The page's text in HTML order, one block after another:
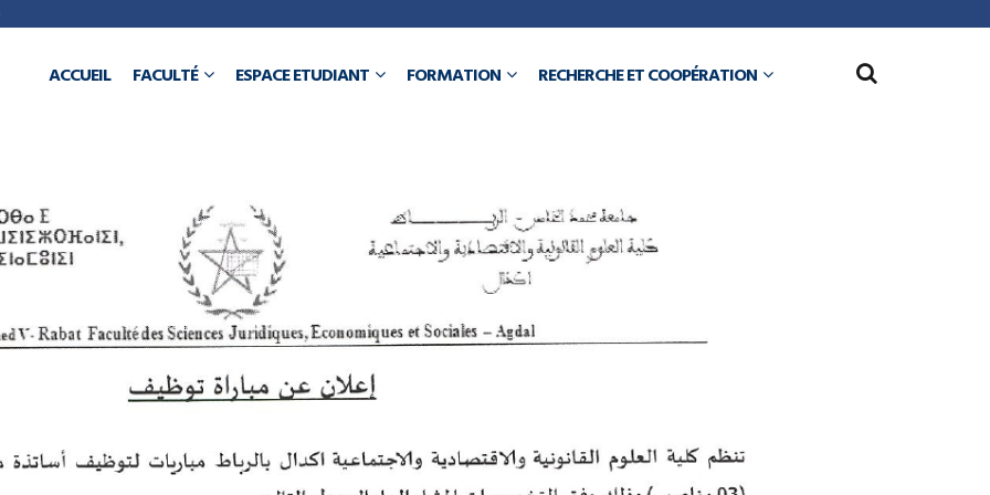
ACCUEIL FACULTÉ ESPACE ETUDIANT FORMATION RECHERCHE ET COOPÉRATION